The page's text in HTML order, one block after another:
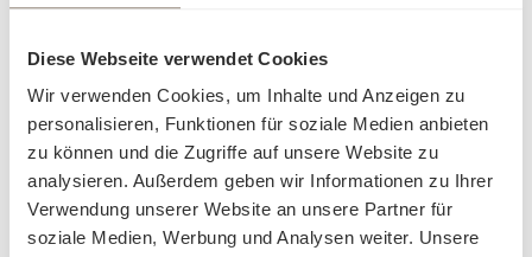
Diese Webseite verwendet Cookies
Wir verwenden Cookies, um Inhalte und Anzeigen zu
personalisieren, Funktionen für soziale Medien anbieten
zu können und die Zugriffe auf unsere Website zu
analysieren. Außerdem geben wir Informationen zu Ihrer
Verwendung unserer Website an unsere Partner für
soziale Medien, Werbung und Analysen weiter. Unsere